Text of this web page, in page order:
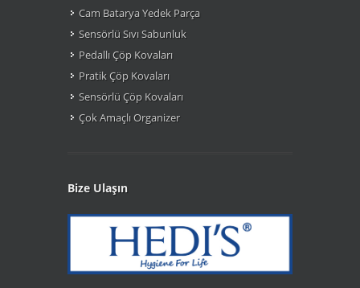
Cam Batarya Yedek Parça
Sensörlü Sıvı Sabunluk
Pedallı Çöp Kovaları
Pratik Çöp Kovaları
Sensörlü Çöp Kovaları
Çok Amaçlı Organizer
Bize Ulaşın